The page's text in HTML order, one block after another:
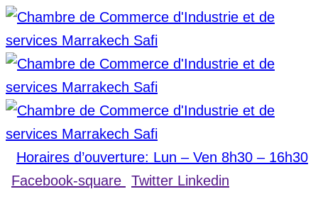
Horaires d’ouverture: Lun – Ven 8h30 – 16h30
Facebook-square
Twitter Linkedin